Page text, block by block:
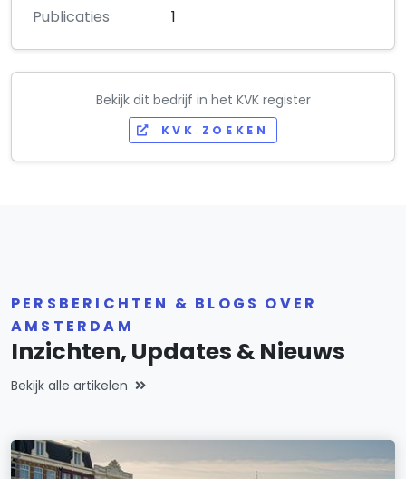
Publicaties
1
Bekijk dit bedrijf in het KVK register
KVK ZOEKEN
PERSBERICHTEN & BLOGS OVER
AMSTERDAM
Inzichten, Updates & Nieuws
Bekijk alle artikelen